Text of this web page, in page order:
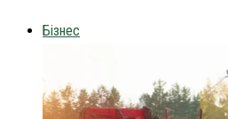
Бізнес